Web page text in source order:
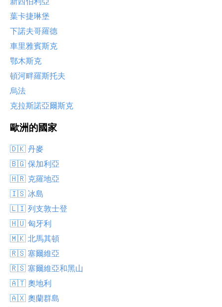
葉卡捷琳堡
下諾夫哥羅德
車里雅賓斯克
鄂木斯克
頓河畔羅斯托夫
烏法
克拉斯諾亞爾斯克
歐洲的國家
🇩🇰 丹麥
🇧🇬 保加利亞
🇭🇷 克羅地亞
🇮🇸 冰島
🇱🇮 列支敦士登
🇭🇺 匈牙利
🇲🇰 北馬其頓
🇷🇸 塞爾維亞
🇷🇸 塞爾維亞和黑山
🇦🇹 奧地利
🇦🇽 奧蘭群島